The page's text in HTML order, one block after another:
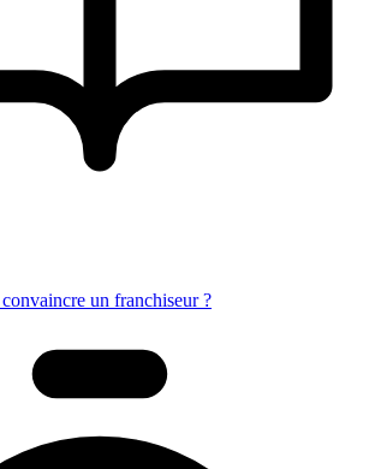
un franchiseur ?